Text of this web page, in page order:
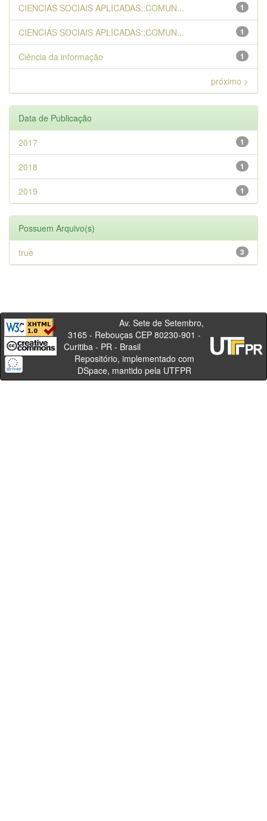
1
CIENCIAS SOCIAIS APLICADAS::COMUN...
1
CIENCIAS SOCIAIS APLICADAS::COMUN...
1
Ciência da informação
próximo >
Data de Publicação
1
2017
1
2018
1
2019
Possuem Arquivo(s)
3
true
Av. Sete de Setembro,
3165 - Rebouças CEP 80230-901 -
Curitiba - PR - Brasil
Repositório, implementado com
DSpace, mantido pela UTFPR